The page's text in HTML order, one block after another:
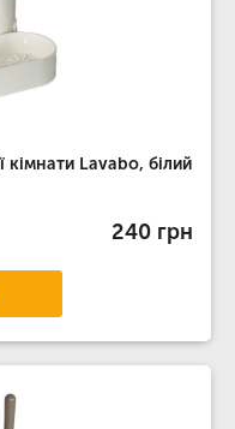
кімнати Lavabo, білий
240 грн